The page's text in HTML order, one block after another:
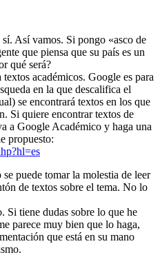
Así vamos. Si pongo «asco de
que piensa que su país es un
qué será?
académicos. Google es para
en la que descalifica el
se encontrará textos en los que
Si quiere encontrar textos de
a Google Académico y haga una
propuesto:
puede tomar la molestia de leer
de textos sobre el tema. No lo
Si tiene dudas sobre lo que he
parece muy bien que lo haga,
que está en su mano